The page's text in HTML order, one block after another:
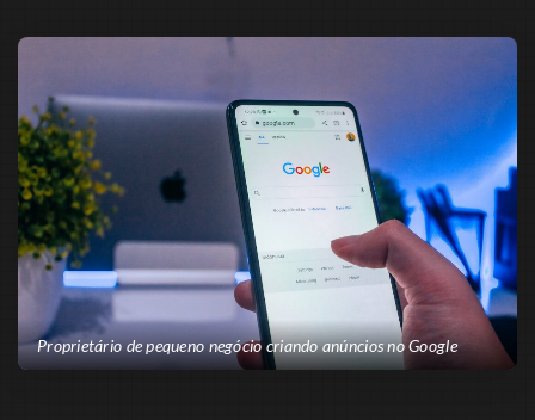
Proprietário de pequeno negócio criando anúncios no Google